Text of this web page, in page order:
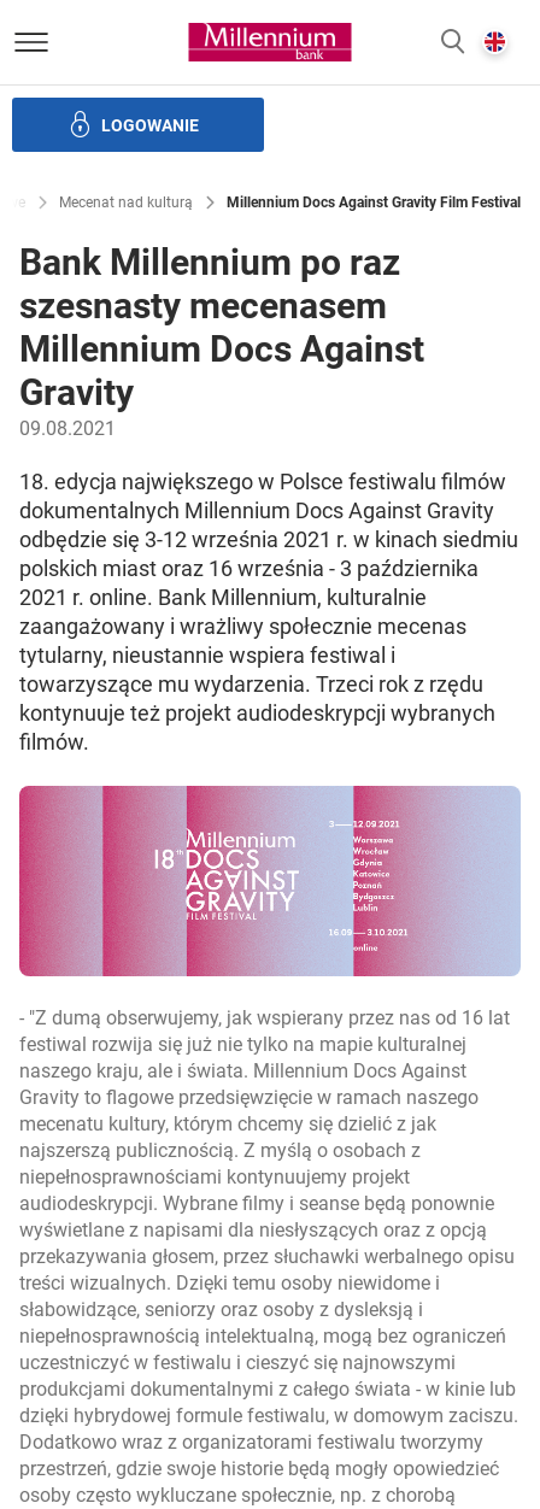
Bank Millennium homepage
LOGOWANIE
Mecenat nad kulturą Millennium Docs Against Gravity Film Festival
Bank Millennium po raz
szesnasty mecenasem
Millennium Docs Against
Gravity
09.08.2021
18. edycja największego w Polsce festiwalu filmów
dokumentalnych Millennium Docs Against Gravity
odbędzie się 3-12 września 2021 r. w kinach siedmiu
polskich miast oraz 16 września - 3 października
2021 r. online. Bank Millennium, kulturalnie
zaangażowany i wrażliwy społecznie mecenas
tytularny, nieustannie wspiera festiwal i
towarzyszące mu wydarzenia. Trzeci rok z rzędu
kontynuuje też projekt audiodeskrypcji wybranych
filmów.
- Z dumą obserwujemy, jak wspierany przez nas od 16 lat
festiwal rozwija się już nie tylko na mapie kulturalnej
naszego kraju, ale i świata. Millennium Docs Against
Gravity to flagowe przedsięwzięcie w ramach naszego
mecenatu kultury, którym chcemy się dzielić z jak
najszerszą publicznością. Z myślą o osobach z
niepełnosprawnościami kontynuujemy projekt
audiodeskrypcji. Wybrane filmy i seanse będą ponownie
wyświetlane z napisami dla niesłyszących oraz z opcją
przekazywania głosem, przez słuchawki werbalnego opisu
treści wizualnych. Dzięki temu osoby niewidome i
słabowidzące, seniorzy oraz osoby z dysleksją i
niepełnosprawnością intelektualną, mogą bez ograniczeń
uczestniczyć w festiwalu i cieszyć się najnowszymi
produkcjami dokumentalnymi z całego świata - w kinie lub
dzięki hybrydowej formule festiwalu, w domowym zaciszu.
Dodatkowo wraz z organizatorami festiwalu tworzymy
przestrzeń, gdzie swoje historie będą mogły opowiedzieć
osoby często wykluczane społecznie, np. z chorobą